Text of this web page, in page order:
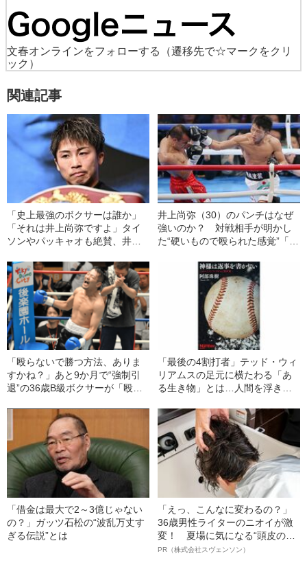
文春オンラインをフォローする
（遷移先で☆マークをクリ
ック）
関連記事
「史上最強のボクサーは誰か」
「それは井上尚弥ですよ」タイ
ソンやパッキャオも絶賛、井上
た“驚きの理由”とは
井上尚弥（30）のパンチはなぜ
強いのか？ 対戦相手が明かし
た“硬いもので殴られた感覚”「か
い威力を感じたんだ」
「殴らないで勝つ方法、ありま
すかね？」あと9か月で“強制引
退”の36歳B級ボクサーが「殴る
オンを目指すワケ
「最後の4割打者」テッド・ウィ
リアムスの足元に横たわる「あ
る生き物」とは…人間を浮き彫
「借金は最大で2～3億じゃない
の？」ガッツ石松の“波乱万丈す
ぎる伝説”とは
「えっ、こんなに変わるの？」
36歳男性ライターのニオイが激
変！ 夏場に気になる“頭皮のニ
オイ”や“ベタつき”を解消す
PR（株式会社スヴェンソン）